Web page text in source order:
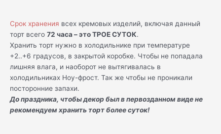
Срок хранения всех кремовых изделий, включая данный
торт всего 72 часа – это ТРОЕ СУТОК.
Хранить торт нужно в холодильнике при температуре
+2..+6 градусов, в закрытой коробке. Чтобы не попадала
лишняя влага, и наоборот не вытягивалась в
холодильниках Ноу-фрост. Так же чтобы не проникали
посторонние запахи.
До праздника, чтобы декор был в первозданном виде не
рекомендуем хранить торт более суток!